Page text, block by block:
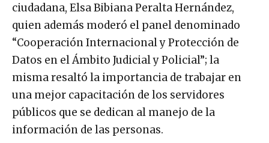
ciudadana, Elsa Bibiana Peralta Hernández,
quien además moderó el panel denominado
“Cooperación Internacional y Protección de
Datos en el Ámbito Judicial y Policial”; la
misma resaltó la importancia de trabajar en
una mejor capacitación de los servidores
públicos que se dedican al manejo de la
información de las personas.